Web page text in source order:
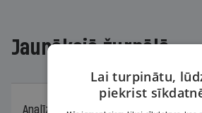
Jaunākajā žurnālā
Analīze
06.08.2026.
Lai turpinātu,
piekrist